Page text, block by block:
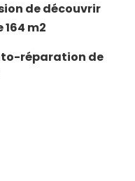
de découvrir
m2
réparation de